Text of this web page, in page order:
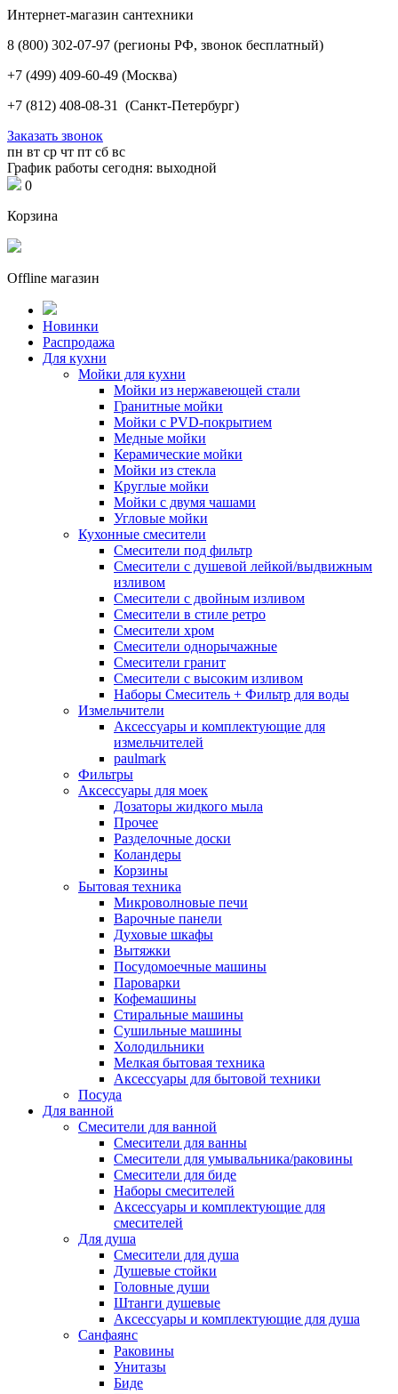
Интернет-магазин сантехники
8 (800) 302-07-97 (регионы РФ, звонок бесплатный)
+7 (499) 409-60-49 (Москва)
+7 (812) 408-08-31 (Санкт-Петербург)
Заказать звонок
пн вт ср чт пт сб вс
График работы сегодня: выходной
0
Корзина
Offline магазин
Новинки
Распродажа
Для кухни
Мойки для кухни
Мойки из нержавеющей стали
Гранитные мойки
Мойки с PVD-покрытием
Медные мойки
Керамические мойки
Мойки из стекла
Круглые мойки
Мойки с двумя чашами
Угловые мойки
Кухонные смесители
Смесители под фильтр
Смесители с душевой лейкой/выдвижным
изливом
Смесители с двойным изливом
Смесители в стиле ретро
Смесители хром
Смесители однорычажные
Смесители гранит
Смесители с высоким изливом
Наборы Смеситель + Фильтр для воды
Измельчители
Аксессуары и комплектующие для
измельчителей
paulmark
Фильтры
Аксессуары для моек
Дозаторы жидкого мыла
Прочее
Разделочные доски
Коландеры
Корзины
Бытовая техника
Микроволновые печи
Варочные панели
Духовые шкафы
Вытяжки
Посудомоечные машины
Пароварки
Кофемашины
Стиральные машины
Сушильные машины
Холодильники
Мелкая бытовая техника
Аксессуары для бытовой техники
Посуда
Для ванной
Смесители для ванной
Смесители для ванны
Смесители для умывальника/раковины
Смесители для биде
Наборы смесителей
Аксессуары и комплектующие для
смесителей
Для душа
Смесители для душа
Душевые стойки
Головные души
Штанги душевые
Аксессуары и комплектующие для душа
Санфаянс
Раковины
Унитазы
Биде